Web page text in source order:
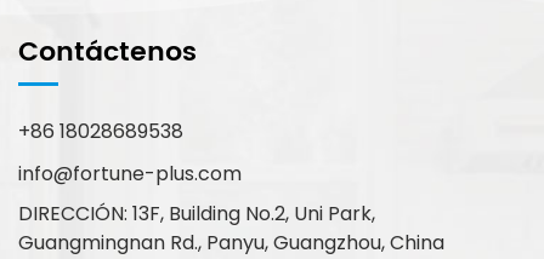
Contáctenos
+86 18028689538
info@fortune-plus.com
DIRECCIÓN: 13F, Building No.2, Uni Park,
Guangmingnan Rd., Panyu, Guangzhou, China